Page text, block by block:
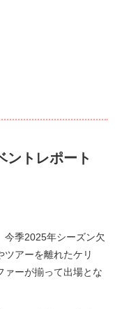
ントレポート
今季2025年シーズン欠
ツアーを離れたケリ
ァーが揃って出場とな